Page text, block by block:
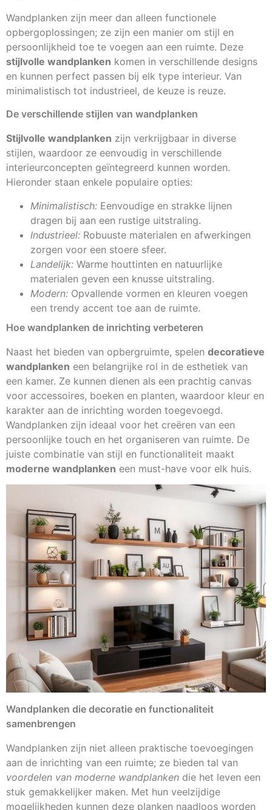
Wandplanken zijn meer dan alleen functionele
opbergoplossingen; ze zijn een manier om stijl en
persoonlijkheid toe te voegen aan een ruimte. Deze
stijlvolle wandplanken komen in verschillende designs
en kunnen perfect passen bij elk type interieur. Van
minimalistisch tot industrieel, de keuze is reuze.
De verschillende stijlen van wandplanken
Stijlvolle wandplanken zijn verkrijgbaar in diverse
stijlen, waardoor ze eenvoudig in verschillende
interieurconcepten geïntegreerd kunnen worden.
Hieronder staan enkele populaire opties:
Minimalistisch: Eenvoudige en strakke lijnen
dragen bij aan een rustige uitstraling.
Industrieel: Robuuste materialen en afwerkingen
zorgen voor een stoere sfeer.
Landelijk: Warme houttinten en natuurlijke
materialen geven een knusse uitstraling.
Modern: Opvallende vormen en kleuren voegen
een trendy accent toe aan de ruimte.
Hoe wandplanken de inrichting verbeteren
Naast het bieden van opbergruimte, spelen decoratieve
wandplanken een belangrijke rol in de esthetiek van
een kamer. Ze kunnen dienen als een prachtig canvas
voor accessoires, boeken en planten, waardoor kleur en
karakter aan de inrichting worden toegevoegd.
Wandplanken zijn ideaal voor het creëren van een
persoonlijke touch en het organiseren van ruimte. De
juiste combinatie van stijl en functionaliteit maakt
moderne wandplanken een must-have voor elk huis.
Wandplanken die decoratie en functionaliteit
samenbrengen
Wandplanken zijn niet alleen praktische toevoegingen
aan de inrichting van een ruimte; ze bieden tal van
voordelen van moderne wandplanken die het leven een
stuk gemakkelijker maken. Met hun veelzijdige
mogelijkheden kunnen deze planken naadloos worden